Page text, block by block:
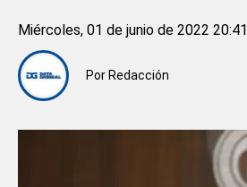
Por Redacción
Miércoles, 01 de junio de 2022 20:41